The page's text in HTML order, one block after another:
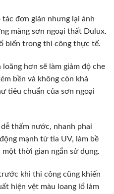
đơn giản nhưng lại ảnh
màng sơn ngoại thất Dulux.
biến trong thi công thực tế.
hơn sẽ làm giảm độ che
bền và không còn khả
tiêu chuẩn của sơn ngoại
thấm nước, nhanh phai
mạnh từ tia UV, làm bề
thời gian ngắn sử dụng.
khi thi công cũng khiến
hiện vệt màu loang lổ làm